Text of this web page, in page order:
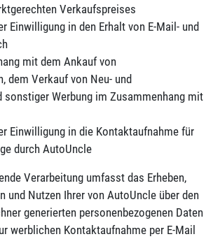
Verkaufspreises
Einwilligung in den Erhalt von E-Mail- und
mit dem Ankauf von
dem Verkauf von Neu- und
sonstiger Werbung im Zusammenhang mit
Einwilligung in die Kontaktaufnahme für
durch AutoUncle
Verarbeitung umfasst das Erheben,
und Nutzen Ihrer von AutoUncle über den
generierten personenbezogenen Daten
werblichen Kontaktaufnahme per E-Mail